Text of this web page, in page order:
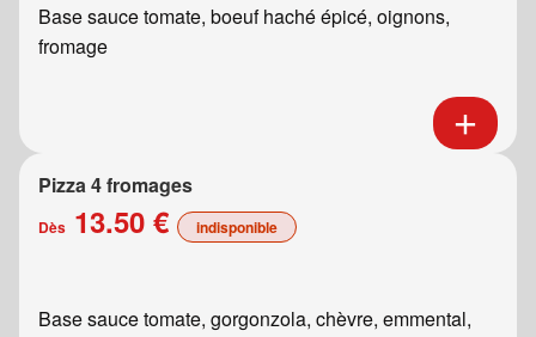
Base sauce tomate, boeuf haché épicé, oignons,
fromage
Pizza 4 fromages
Dès 13.50 € indisponible
Base sauce tomate, gorgonzola, chèvre, emmental,